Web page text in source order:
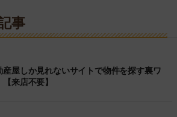
事
産屋しか見れないサイトで物件を探す裏ワ
【来店不要】